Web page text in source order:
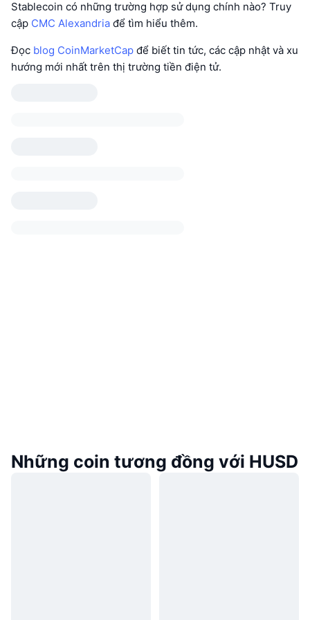
Stablecoin có những trường hợp sử dụng chính nào? Truy
cập CMC Alexandria để tìm hiểu thêm.
Đọc blog CoinMarketCap để biết tin tức, các cập nhật và xu
hướng mới nhất trên thị trường tiền điện tử.
Những coin tương đồng với HUSD